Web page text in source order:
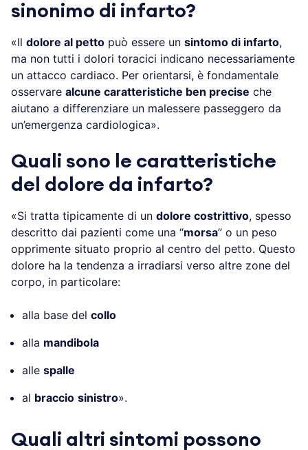
sinonimo di infarto?
«Il dolore al petto può essere un sintomo di infarto,
ma non tutti i dolori toracici indicano necessariamente
un attacco cardiaco. Per orientarsi, è fondamentale
osservare alcune caratteristiche ben precise che
aiutano a differenziare un malessere passeggero da
un’emergenza cardiologica».
Quali sono le caratteristiche
del dolore da infarto?
«Si tratta tipicamente di un dolore costrittivo, spesso
descritto dai pazienti come una “morsa” o un peso
opprimente situato proprio al centro del petto. Questo
dolore ha la tendenza a irradiarsi verso altre zone del
corpo, in particolare:
alla base del collo
alla mandibola
alle spalle
al braccio sinistro».
Quali altri sintomi possono